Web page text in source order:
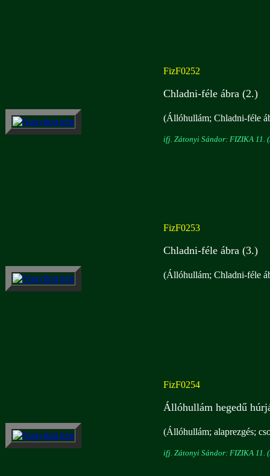
FizF0252
Chladni-féle ábra (2.)
(Állóhullám; Chladni-féle
ifj. Zátonyi Sándor: FIZIKA 11.
FizF0253
Chladni-féle ábra (3.)
(Állóhullám; Chladni-féle
FizF0254
Állóhullám hegedű
(Állóhullám; alaprezgés;
ifj. Zátonyi Sándor: FIZIKA 11.